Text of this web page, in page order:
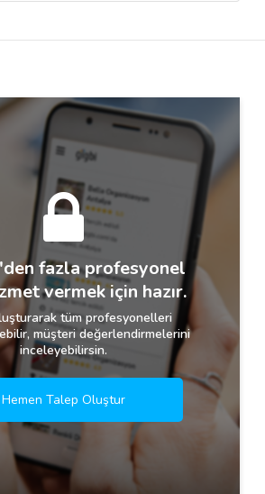
fazla profesyonel
vermek için hazır.
tüm profesyonelleri
müşteri değerlendirmelerini
inceleyebilirsin.
Hemen Talep Oluştur